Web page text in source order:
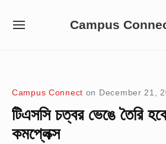
Campus
SITE
Campus Connect on December 21,
টিএসসি চত্বর ভেঙে তৈরি
কমপ্লেক্স